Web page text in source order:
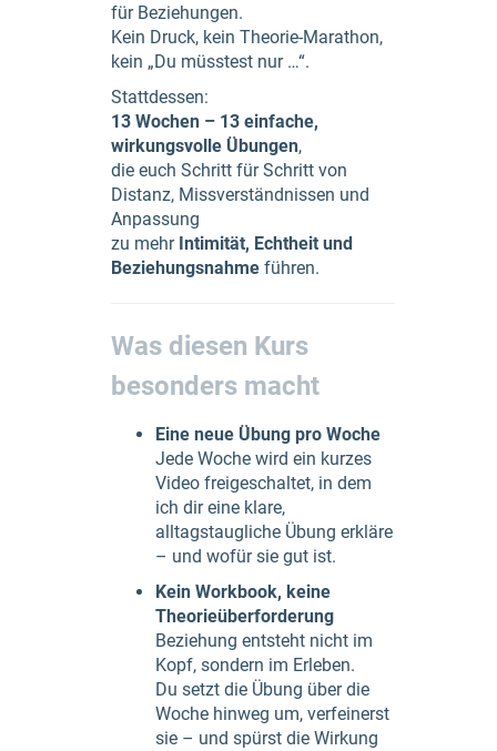
für Beziehungen.
Kein Druck, kein Theorie-Marathon,
kein „Du müsstest nur …“.
Stattdessen:
13 Wochen – 13 einfache,
wirkungsvolle Übungen,
die euch Schritt für Schritt von
Distanz, Missverständnissen und
Anpassung
zu mehr Intimität, Echtheit und
Beziehungsnahme führen.
Was diesen Kurs
besonders macht
Eine neue Übung pro Woche
Jede Woche wird ein kurzes
Video freigeschaltet, in dem
ich dir eine klare,
alltagstaugliche Übung erkläre
– und wofür sie gut ist.
Kein Workbook, keine
Theorieüberforderung
Beziehung entsteht nicht im
Kopf, sondern im Erleben.
Du setzt die Übung über die
Woche hinweg um, verfeinerst
sie – und spürst die Wirkung